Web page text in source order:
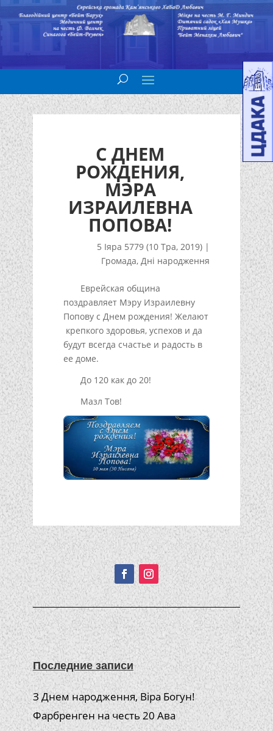
С ДНЕМ
РОЖДЕНИЯ,
МЭРА
ИЗРАИЛЕВНА
ПОПОВА!
5 Іяра 5779 (10 Тра, 2019) |
Громада,Дні народження
Еврейская община
поздравляет Мэру Израилевну
Попову с Днем рождения! Желают
крепкого здоровья, успехов и да
будут всегда счастье и радость в
ее доме.
До 120 как до 20!
Мазл Тов!
Подписывайтесь!
Последние записи
З Днем народження, Віра Богун!
Фарбренген на честь 20 Ава